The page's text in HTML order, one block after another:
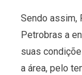
Sendo assim,
Petrobras a
suas
a área, pelo